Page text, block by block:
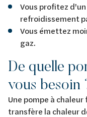
Vous profitez
refroidissement
Vous émettez
gaz.
De quelle
vous besoin
Une pompe à
transfère la chaleur